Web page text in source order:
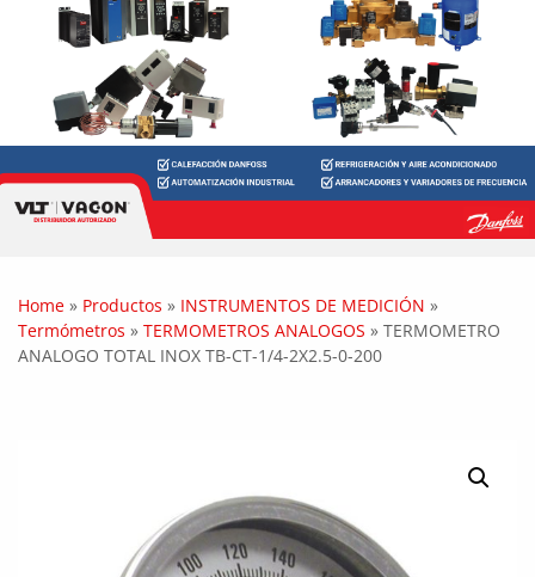
Home » Productos » INSTRUMENTOS DE MEDICIÓN »
Termómetros » TERMOMETROS ANALOGOS » TERMOMETRO
ANALOGO TOTAL INOX TB-CT-1/4-2X2.5-0-200